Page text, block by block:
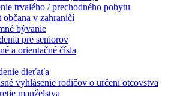
trvalého / prechodného pobytu
občana v zahraničí
bývanie
pre seniorov
a orientačné čísla
dieťaťa
vyhlásenie rodičov o určení otcovstva
manželstva